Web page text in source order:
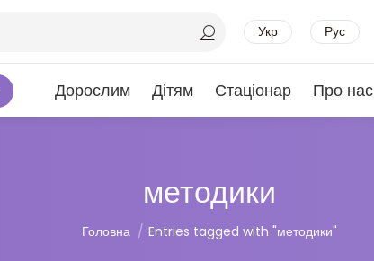
Укр Рус
Дорослим Дітям Стаціонар Про нас
методики
Ви тут:
Головна Entries tagged with "методики"